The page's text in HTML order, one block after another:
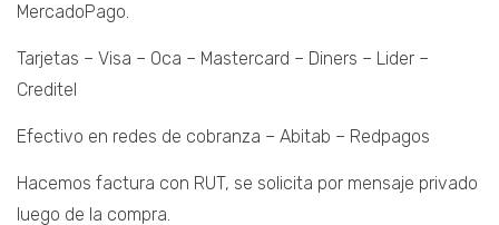
MercadoPago.
Tarjetas – Visa – Oca – Mastercard – Diners – Lider –
Creditel
Efectivo en redes de cobranza – Abitab – Redpagos
Hacemos factura con RUT, se solicita por mensaje privado
luego de la compra.